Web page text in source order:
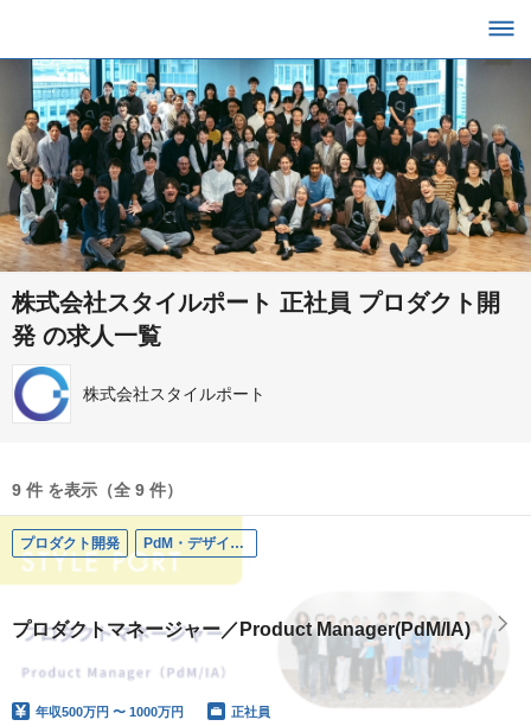
株式会社スタイルポート 正社員 プロダクト開
発 の求人一覧
株式会社スタイルポート
9 件 を表示（全 9 件）
プロダクト開発 PdM・デザイナー
プロダクトマネージャー／Product Manager(PdM/IA)
年収500万円 〜 1000万円 正社員